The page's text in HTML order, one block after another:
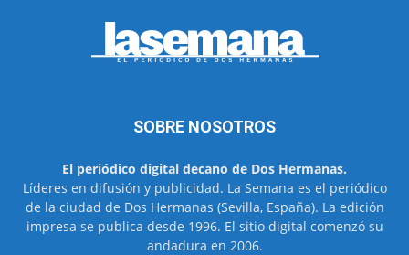
SOBRE NOSOTROS
El periódico digital decano de Dos Hermanas.
Líderes en difusión y publicidad. La Semana es el periódico
de la ciudad de Dos Hermanas (Sevilla, España). La edición
impresa se publica desde 1996. El sitio digital comenzó su
andadura en 2006.